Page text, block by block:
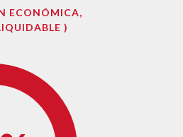
ECONÓMICA,
)